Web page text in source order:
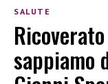
SALUTE
sappiamo